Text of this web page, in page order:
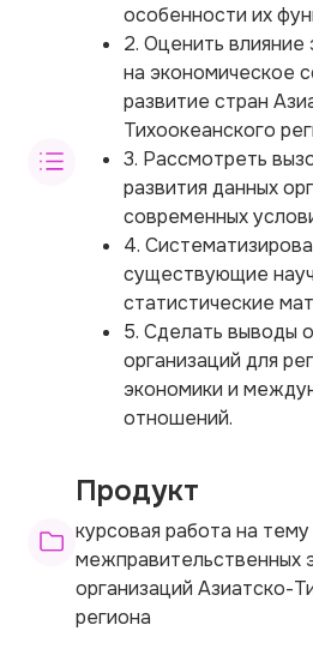
особенности их
2. Оценить влияние
на экономическое
развитие стран
Тихоокеанского
3. Рассмотреть
развития данных
современных
4.
существующие
статистические
5. Сделать выводы
организаций для
экономики и
отношений.
Продукт
курсовая работа на
межправительственных
организаций Азиатско-
региона